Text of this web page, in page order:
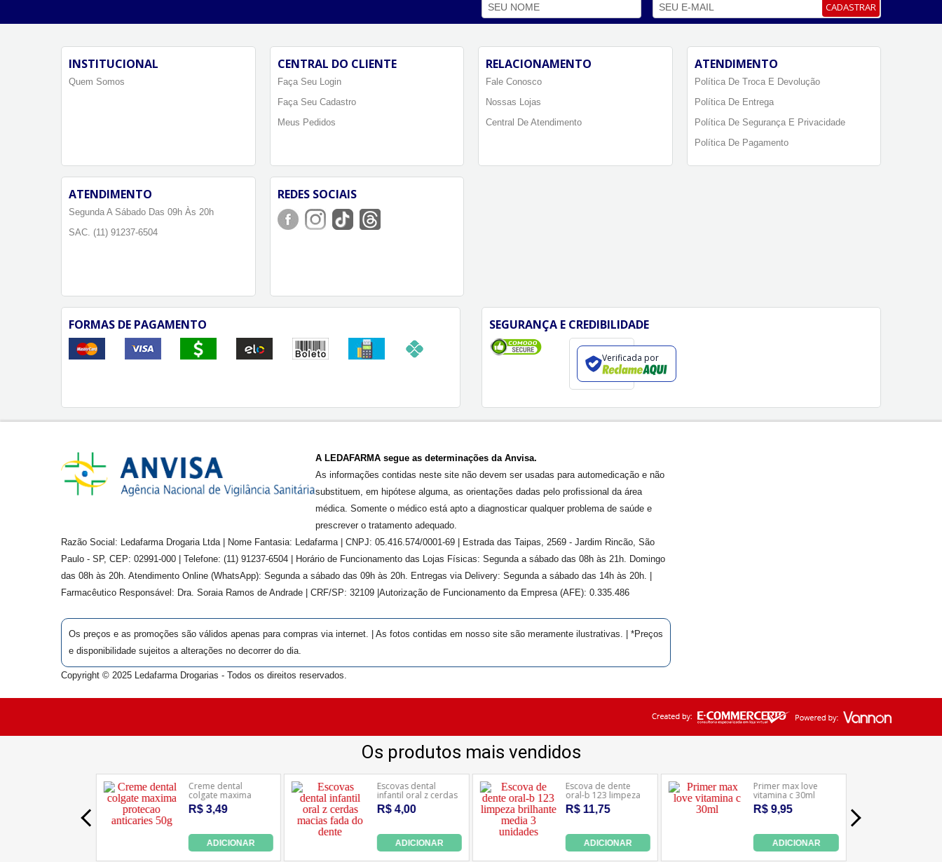
CADASTRAR
INSTITUCIONAL
Quem Somos
CENTRAL DO CLIENTE
Faça Seu Login
Faça Seu Cadastro
Meus Pedidos
RELACIONAMENTO
Fale Conosco
Nossas Lojas
Central De Atendimento
ATENDIMENTO
Política De Troca E Devolução
Política De Entrega
Política De Segurança E Privacidade
Política De Pagamento
ATENDIMENTO
Segunda A Sábado Das 09h Às 20h
SAC. (11) 91237-6504
REDES SOCIAIS
FORMAS DE PAGAMENTO SEGURANÇA E CREDIBILIDADE
Verificada por
A LEDAFARMA segue as determinações da Anvisa.
As informações contidas neste site não devem ser usadas para automedicação e não
substituem, em hipótese alguma, as orientações dadas pelo profissional da área
médica. Somente o médico está apto a diagnosticar qualquer problema de saúde e
prescrever o tratamento adequado.
Razão Social: Ledafarma Drogaria Ltda | Nome Fantasia: Ledafarma | CNPJ: 05.416.574/0001-69 | Estrada das Taipas, 2569 - Jardim Rincão, São
Paulo - SP, CEP: 02991-000 | Telefone: (11) 91237-6504 | Horário de Funcionamento das Lojas Físicas: Segunda a sábado das 08h às 21h. Domingo
das 08h às 20h. Atendimento Online (WhatsApp): Segunda a sábado das 09h às 20h. Entregas via Delivery: Segunda a sábado das 14h às 20h. |
Farmacêutico Responsável: Dra. Soraia Ramos de Andrade | CRF/SP: 32109 |Autorização de Funcionamento da Empresa (AFE): 0.335.486
Os preços e as promoções são válidos apenas para compras via internet. | As fotos contidas em nosso site são meramente ilustrativas. | *Preços
e disponibilidade sujeitos a alterações no decorrer do dia.
Copyright © 2025 Ledafarma Drogarias - Todos os direitos reservados.